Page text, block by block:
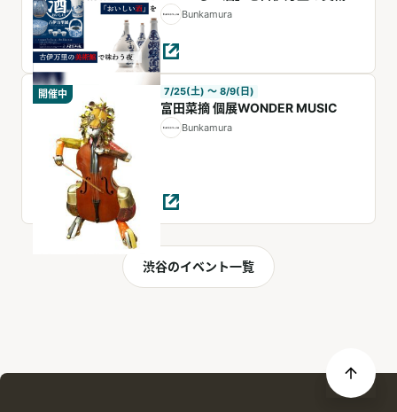
で味わう夜』
Bunkamura
開催中 7/25(土) 〜 8/9(日)
富田菜摘 個展WONDER MUSIC
Bunkamura
渋谷のイベント一覧